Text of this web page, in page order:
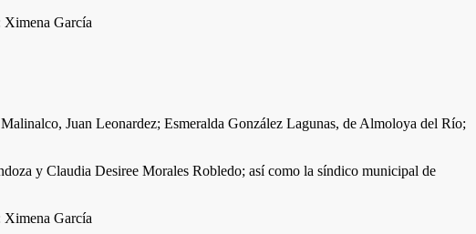
Juan Leonardez; Esmeralda González Lagunas, de Almoloya del Río;
y Claudia Desiree Morales Robledo; así como la síndico municipal de